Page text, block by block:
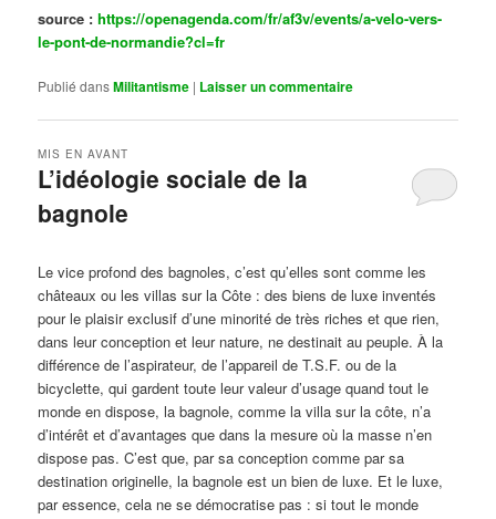
source :https://openagenda.com/fr/af3v/events/a-velo-vers-
le-pont-de-normandie?cl=fr
Publié dansMilitantisme | Laisser un commentaire
L’idéologie sociale de la
bagnole
MIS EN AVANT
Le vice profond des bagnoles, c’est qu’elles sont comme les
châteaux ou les villas sur la Côte : des biens de luxe inventés
pour le plaisir exclusif d’une minorité de très riches et que rien,
dans leur conception et leur nature, ne destinait au peuple. À la
différence de l’aspirateur, de l’appareil de T.S.F. ou de la
bicyclette, qui gardent toute leur valeur d’usage quand tout le
monde en dispose, la bagnole, comme la villa sur la côte, n’a
d’intérêt et d’avantages que dans la mesure où la masse n’en
dispose pas. C’est que, par sa conception comme par sa
destination originelle, la bagnole est un bien de luxe. Et le luxe,
par essence, cela ne se démocratise pas : si tout le monde